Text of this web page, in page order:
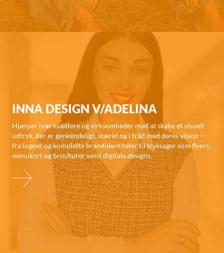
INNA DESIGN V/ADELINA
Hjælper iværksættere og virksomheder med at skabe et visuelt
udtryk, der er genkendeligt, stærkt og i tråd med deres vision –
fra logoer og komplette brandidentiteter til tryksager som flyers,
menukort og brochurer samt digitale designs.